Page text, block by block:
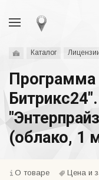
Каталог
(облако, 1
О товаре Цена и